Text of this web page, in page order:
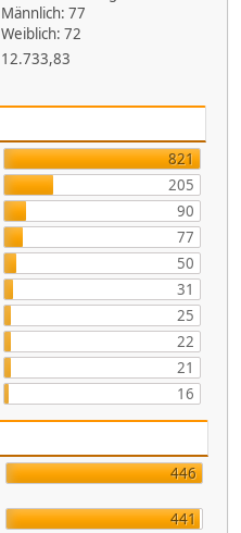
Männlich: 77
Weiblich: 72
12.733,83
821
205
90
77
50
31
25
22
21
16
446
441